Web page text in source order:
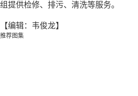
组提供检修、排污、清洗等服务。
【编辑：韦俊龙】
推荐图集